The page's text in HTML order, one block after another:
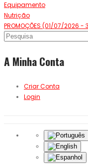
Equipamento
Nutrição
PROMOÇÕES (01/07/2026
A Minha Conta
Criar Conta
Login